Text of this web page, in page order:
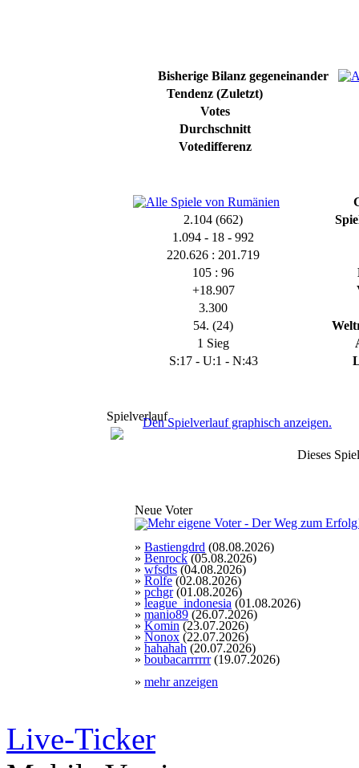
23.04.2026, 13:25 Uhr 19:64
Tor für Rumänien
Torschütze: Schlesier
23.04.2026, 11:54 Uhr
Tor für Rumänien
Torschütze: Schlesier
Tor für Rumänien
Torschütze: Schlesier
23.04.2026, 09:09 Uhr
Tor für Rumänien
Torschütze: Schlesier
23.04.2026, 08:05 Uhr
Bisherige Bilanz gegeneinander
Tendenz (Zuletzt)
Votes
Durchschnitt
Votedifferenz
2.104 (662)
1.094 - 18 - 992
220.626 : 201.719
105 : 96
+18.907
3.300
54. (24)
1 Sieg
S:17 - U:1 - N:43
SpielverlaufDen Spielverlauf graphisch anzeigen.
Dieses
Neue Voter
» Bastiengdrd (08.08.2026)
» Benrock (05.08.2026)
» wfsdts (04.08.2026)
» Rolfe (02.08.2026)
» pchgr(01.08.2026)
» league_indonesia (01.08.2026)
» manio89 (26.07.2026)
» Komin (23.07.2026)
» Nonox (22.07.2026)
» hahahah (20.07.2026)
» boubacarrrrrr(19.07.2026)
» mehr anzeigen
Live-Ticker